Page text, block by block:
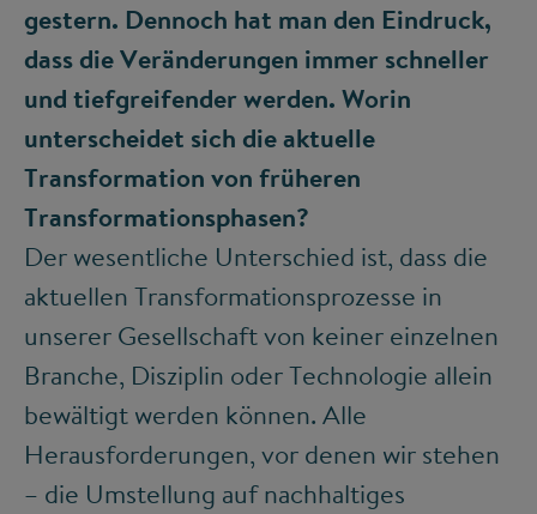
gestern. Dennoch hat man den Eindruck,
dass die Veränderungen immer schneller
und tiefgreifender werden. Worin
unterscheidet sich die aktuelle
Transformation von früheren
Transformationsphasen?
Der wesentliche Unterschied ist, dass die
aktuellen Transformationsprozesse in
unserer Gesellschaft von keiner einzelnen
Branche, Disziplin oder Technologie allein
bewältigt werden können. Alle
Herausforderungen, vor denen wir stehen
– die Umstellung auf nachhaltiges